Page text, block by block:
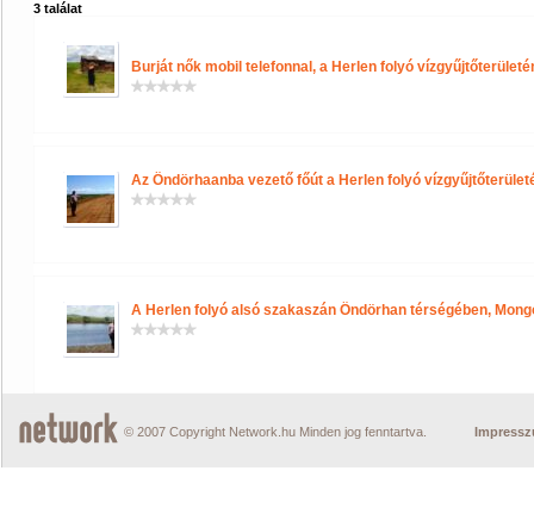
3 találat
Burját nők mobil telefonnal, a Herlen folyó
Az Öndörhaanba vezető főút a Herlen folyó
A Herlen folyó alsó szakaszán Öndörhan térségében,
© 2007 Copyright Network.hu Minden jog fenntartva.